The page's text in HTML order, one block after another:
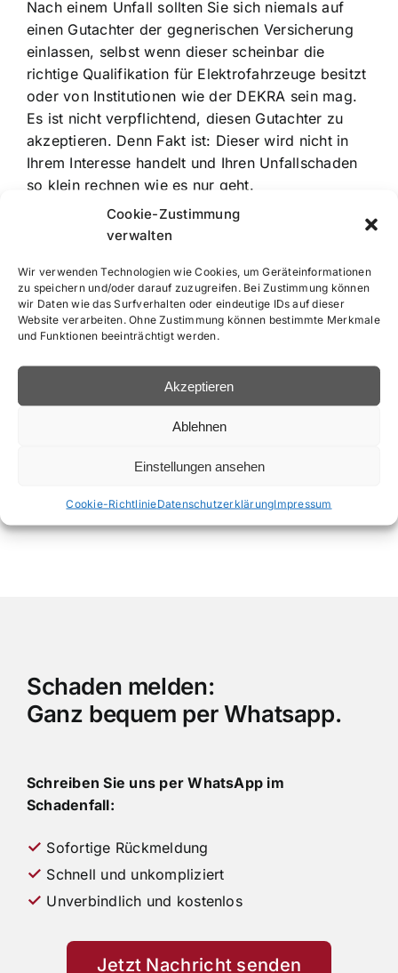
Cookie-Zustimmung
verwalten
Wir verwenden Technologien wie Cookies, um Geräteinformationen
zu speichern und/oder darauf zuzugreifen. Bei Zustimmung können
wir Daten wie das Surfverhalten oder eindeutige IDs auf dieser
Website verarbeiten. Ohne Zustimmung können bestimmte Merkmale
und Funktionen beeinträchtigt werden.
Akzeptieren
Ablehnen
Einstellungen ansehen
Cookie-RichtlinieDatenschutzerklärungImpressum
Nach einem Unfall sollten Sie sich niemals auf
einen Gutachter der gegnerischen Versicherung
einlassen, selbst wenn dieser scheinbar die
richtige Qualifikation für Elektrofahrzeuge besitzt
oder von Institutionen wie der DEKRA sein mag.
Es ist nicht verpflichtend, diesen Gutachter zu
akzeptieren. Denn Fakt ist: Dieser wird nicht in
Ihrem Interesse handelt und Ihren Unfallschaden
so klein rechnen wie es nur geht.
Aus diesem Grund sollten Sie immer einen
solche Fälle speziell ausgebildet ist. Bei Schäden
an Elektroautos sind Unabhängigkeit und
tiefgehendes Fachwissen unerlässlich, um den
Ihnen zustehenden vollen Schadensersatz von
Begutachtung solcher Fahrzeuge erfordert
spezielles Know-How, insbesondere im Hinblick
auf den Hochvolt-Akku. Dieser zentrale
Faktoren wie Löschwasser oder Feuchtigkeit bei
Schaden zufügen.
Schaden melden:
Ganz bequem per Whatsapp.
Schreiben Sie uns per WhatsApp im
Schadenfall:
✓ Sofortige Rückmeldung
✓ Schnell und unkompliziert
✓ Unverbindlich und kostenlos
Jetzt Nachricht senden